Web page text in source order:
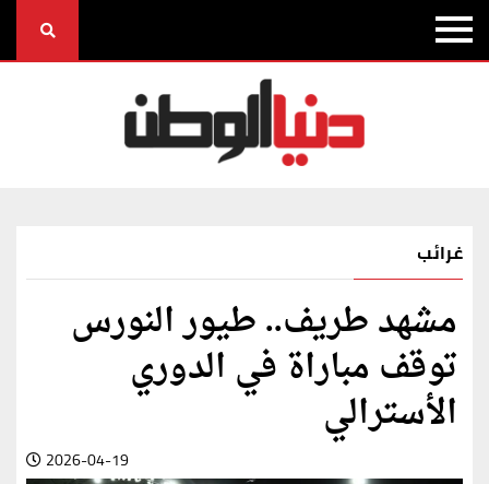
غرائب
مشهد طريف.. طيور النورس
توقف مباراة في الدوري
الأسترالي
2026-04-19